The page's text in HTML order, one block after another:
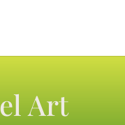
Art